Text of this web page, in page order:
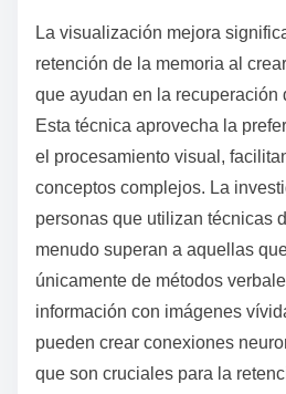
La visualización mejora
retención de la memoria al
que ayudan en la recuperación
Esta técnica aprovecha la
el procesamiento visual,
conceptos complejos. La
personas que utilizan técnicas
menudo superan a aquellas
únicamente de métodos
información con imágenes
pueden crear conexiones
que son cruciales para la